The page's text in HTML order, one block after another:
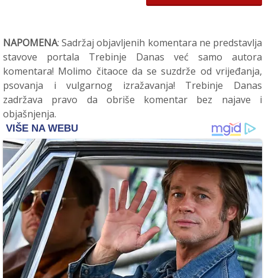
NAPOMENA: Sadržaj objavljenih komentara ne predstavlja
stavove portala Trebinje Danas već samo autora
komentara! Molimo čitaoce da se suzdrže od vrijeđanja,
psovanja i vulgarnog izražavanja! Trebinje Danas
zadržava pravo da obriše komentar bez najave i
objašnjenja.